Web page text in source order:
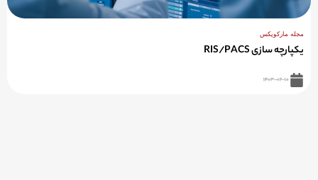
مجله مارکوپکس
یکپارچه سازی RIS/PACS